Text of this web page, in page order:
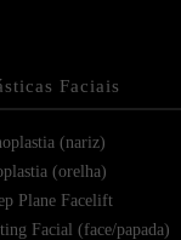
Faciais
(nariz)
(orelha)
Plane Facelift
Facial (face/papada)